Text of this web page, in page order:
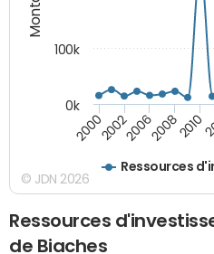
Ressources
20002002200620082010
0k
100k
© JDN 2026
Ressources
de Biaches